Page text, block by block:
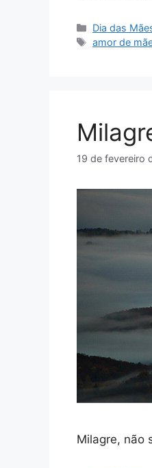
Categorias
Dia das
Tags
amor de
19 de fevereiro
Milagre, não